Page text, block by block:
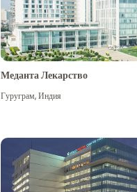
Меданта Лекарство
Гуруграм,Индия